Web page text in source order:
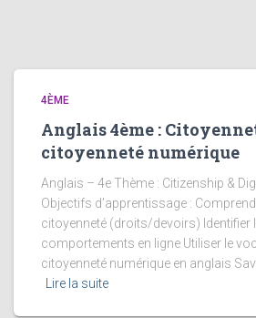
4ÈME
Anglais 4ème :
citoyenneté numérique
Anglais – 4e Thème : Citizenship &
Objectifs d’apprentissage :
citoyenneté (droits/devoirs) Identifier
comportements en ligne Utiliser le
citoyenneté numérique en anglais
Lire la suite